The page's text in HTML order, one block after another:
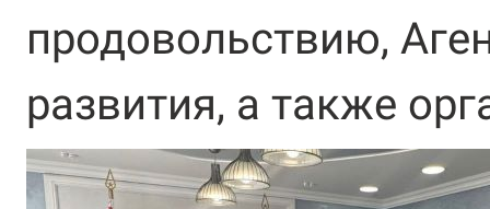
продовольствию,
развития, а также